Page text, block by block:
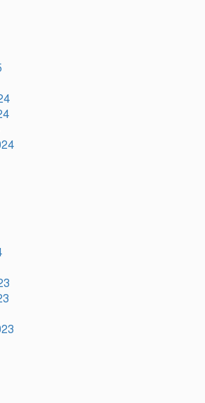
উন্নয়নের সুফল নগরীর প্রতিটি ওয়ার্ডে
সমানভাবে পৌঁছে দিতে কাজ করছে :